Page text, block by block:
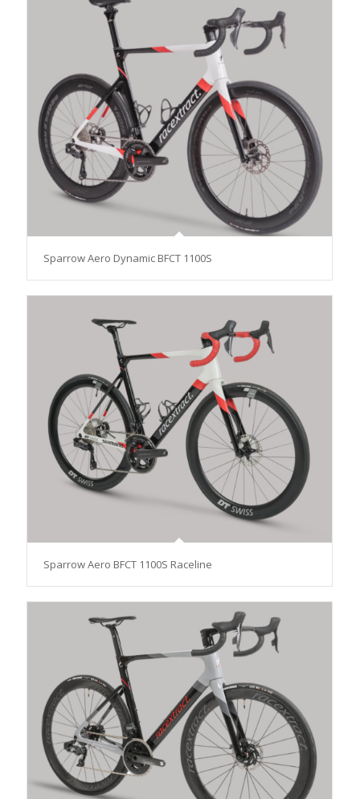
Sparrow Aero Dynamic BFCT 1100S
Sparrow Aero BFCT 1100S Raceline